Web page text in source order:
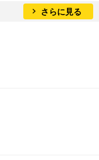
さらに見る